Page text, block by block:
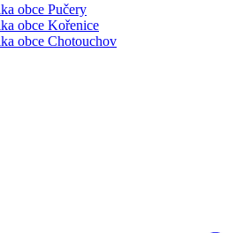
obce Pučery
obce Kořenice
obce Chotouchov